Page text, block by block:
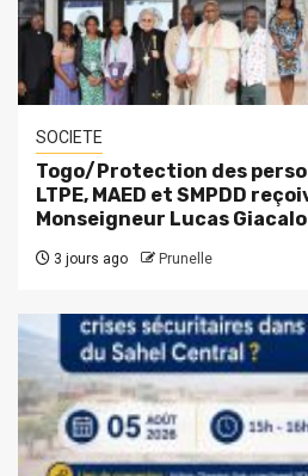
SOCIETE
Togo/Protection des
LTPE, MAED et SMPDD
Monseigneur Lucas
3 jours ago Prunelle